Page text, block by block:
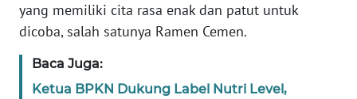
yang memiliki cita rasa enak dan patut untuk
dicoba, salah satunya Ramen Cemen.
Baca Juga:
Ketua BPKN Dukung Label Nutri Level,
WN
RIAU
SERAMBI